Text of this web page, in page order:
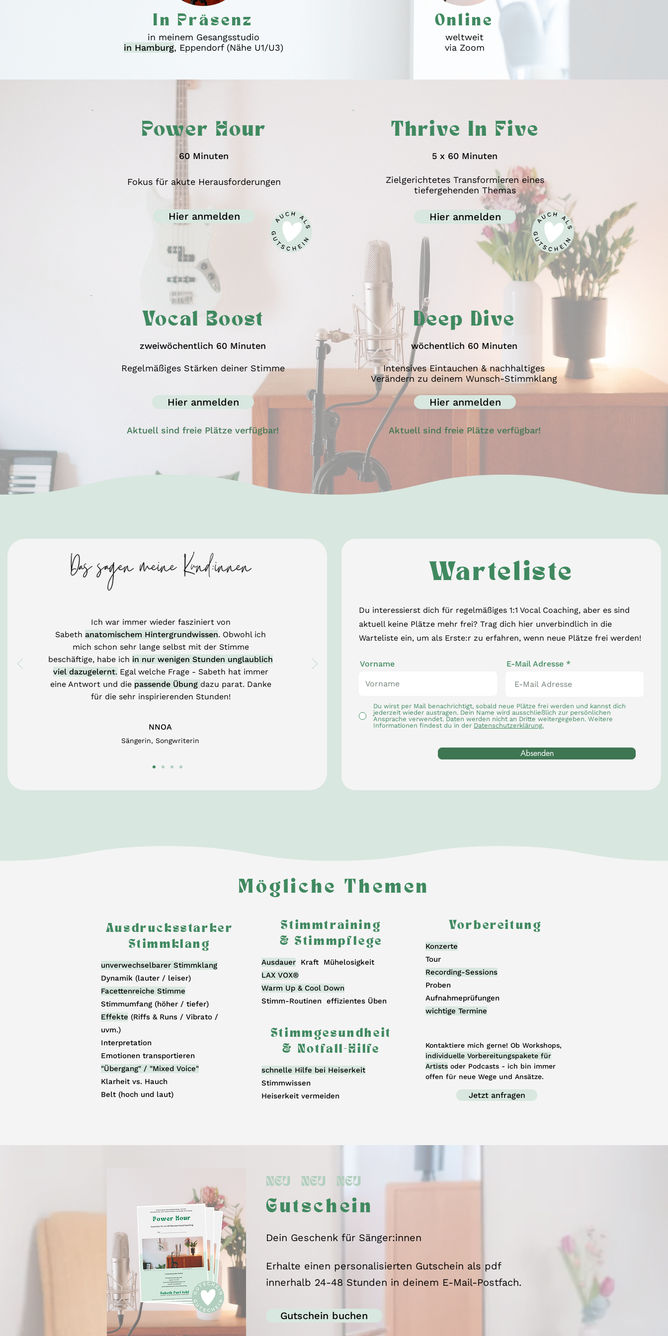
In Präsenz
in meinem Gesangsstudio
in Hamburg, Eppendorf (Nähe U1/U3)
Online
weltweit
via Zoom
Power Hour
60 Minuten
Fokus für akute Herausforderungen
Hier anmelden
Thrive In Five
5 x 60 Minuten
Zielgerichtetes Transformieren eines
tiefergehenden Themas
Hier anmelden
Vocal Boost
zweiwöchentlich 60 Minuten
Regelmäßiges Stärken deiner Stimme
Hier anmelden
Aktuell sind freie Plätze verfügbar!
Deep Dive
wöchentlich 60 Minuten
Intensives Eintauchen & nachhaltiges
Verändern zu deinem Wunsch-Stimmklang
Hier anmelden
Aktuell sind freie Plätze verfügbar!
Ich war immer wieder fasziniert von
Sabeth anatomischem Hintergrundwissen. Obwohl ich
mich schon sehr lange selbst mit der Stimme
beschäftige, habe ich in nur wenigen Stunden unglaublich
viel dazugelernt. Egal welche Frage - Sabeth hat immer
eine Antwort und die passende Übung dazu parat. Danke
für die sehr inspirierenden Stunden!
NNOA
Sängerin, Songwriterin
Warteliste
Du interessierst dich für regelmäßiges 1:1 Vocal Coaching, aber es sind
aktuell keine Plätze mehr frei? Trag dich hier unverbindlich in die
Warteliste ein, um als Erste:r zu erfahren, wenn neue Plätze frei werden!
Vorname E-Mail Adresse
Du wirst per Mail benachrichtigt, sobald neue Plätze frei werden und kannst dich
jederzeit wieder austragen. Dein Name wird ausschließlich zur persönlichen
Ansprache verwendet. Daten werden nicht an Dritte weitergegeben. Weitere
Informationen findest du in der Datenschutzerklärung.
Absenden
Mögliche Themen
Ausdrucksstarker
Stimmklang
unverwechselbarer Stimmklang
Dynamik (lauter / leiser)
Facettenreiche Stimme
Stimmumfang (höher / tiefer)
Effekte (Riffs & Runs / Vibrato /
uvm.)
Interpretation
Emotionen transportieren
"Übergang" / "Mixed Voice"
Klarheit vs. Hauch
Belt (hoch und laut)
Stimmtraining
& Stimmpflege
AusdauerKraft Mühelosigkeit
LAX VOX®
Warm Up & Cool Down
Stimm-Routinen effizientes Üben
Stimmgesundheit
& Notfall-Hilfe
schnelle Hilfe bei Heiserkeit
Stimmwissen
Heiserkeit vermeiden
Vorbereitung
Konzerte
Tour
Recording-Sessions
Proben
Aufnahmeprüfungen
wichtige Termine
Kontaktiere mich gerne! Ob Workshops,
individuelle Vorbereitungspakete für
Artists oder Podcasts - ich bin immer
offen für neue Wege und Ansätze.
Jetzt anfragen
NEU NEU NEU
Gutschein
Dein Geschenk für Sänger:innen
Erhalte einen personalisierten Gutschein als pdf
innerhalb 24-48 Stunden in deinem E-Mail-Postfach.
Gutschein buchen